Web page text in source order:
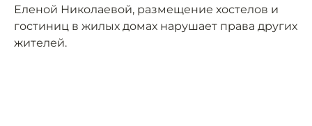
Еленой Николаевой, размещение хостелов и
гостиниц в жилых домах нарушает права других
жителей.